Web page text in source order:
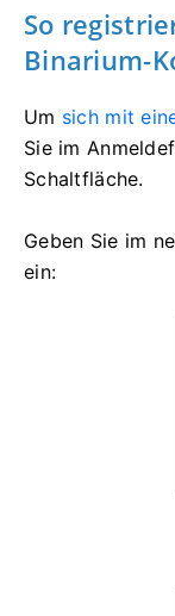
So
Binarium-
Um sich mit
Sie im
Schaltfläche.
Geben Sie im
ein: